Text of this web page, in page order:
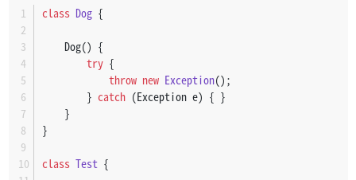
class Dog {
    Dog() {
try {
throw new Exception();
        }
catch (Exception e) { }
    }
}
class Test {